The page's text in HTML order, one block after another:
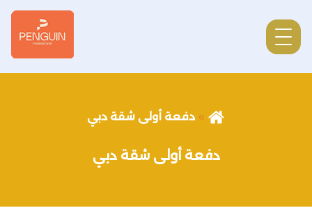
دفعة أولى شقة دبي
دفعة أولى شقة دبي